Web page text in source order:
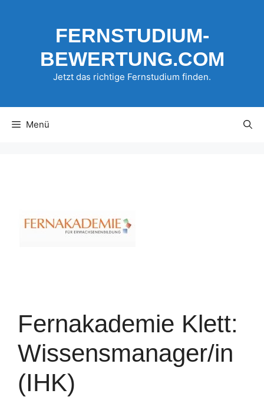
FERNSTUDIUM-
BEWERTUNG.COM
Jetzt das richtige Fernstudium finden.
Menü
Fernakademie Klett:
Wissensmanager/in
(IHK)